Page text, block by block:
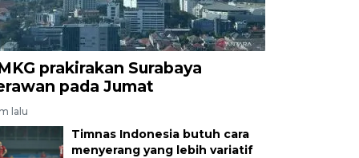
prakirakan Surabaya
pada Jumat
lalu
Timnas Indonesia butuh cara
menyerang yang lebih variatif